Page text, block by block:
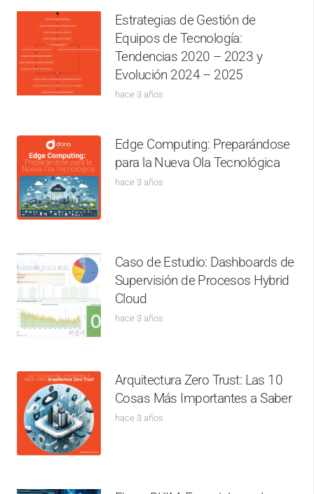
Estrategias de Gestión de
Equipos de Tecnología:
Tendencias 2020 – 2023 y
Evolución 2024 – 2025
hace 3 años
Edge Computing: Preparándose
para la Nueva Ola Tecnológica
hace 3 años
Caso de Estudio: Dashboards de
Supervisión de Procesos Hybrid
Cloud
hace 3 años
Arquitectura Zero Trust: Las 10
Cosas Más Importantes a Saber
hace 3 años